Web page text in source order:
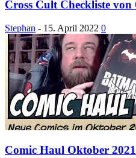
Cross Cult Checkliste
Stephan - 15. April 2022 0
Comic Haul Oktober